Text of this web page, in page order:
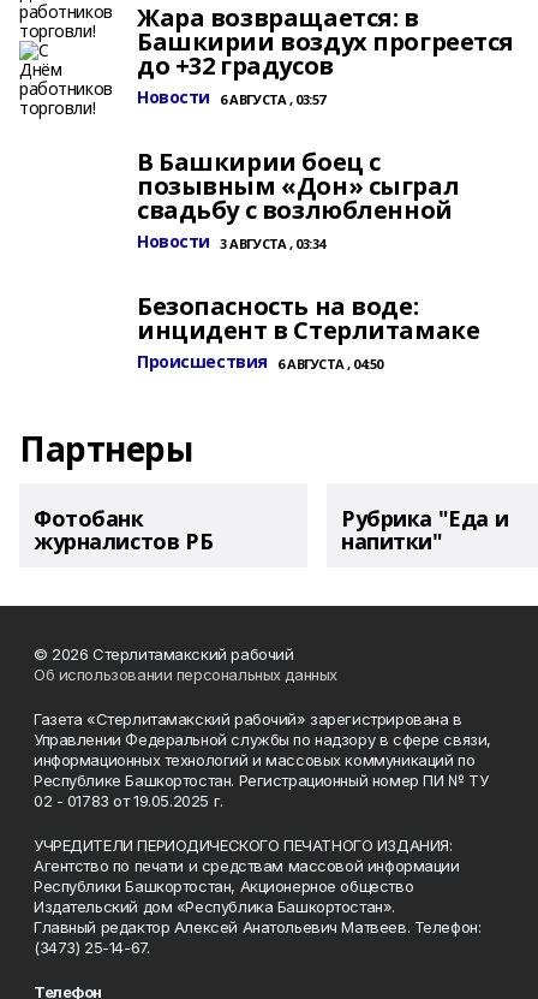
Жара возвращается: в
Башкирии воздух прогреется
до +32 градусов
Новости 6 АВГУСТА , 03:57
В Башкирии боец с
позывным «Дон» сыграл
свадьбу с возлюбленной
Новости 3 АВГУСТА , 03:34
Безопасность на воде:
инцидент в Стерлитамаке
Происшествия 6 АВГУСТА , 04:50
Партнеры
Фотобанк
журналистов РБ
Рубрика "Еда и
напитки"
© 2026 Стерлитамакский рабочий
Об использовании персональных данных
Газета «Стерлитамакский рабочий» зарегистрирована в
Управлении Федеральной службы по надзору в сфере связи,
информационных технологий и массовых коммуникаций по
Республике Башкортостан. Регистрационный номер ПИ № ТУ
02 - 01783 от 19.05.2025 г.
УЧРЕДИТЕЛИ ПЕРИОДИЧЕСКОГО ПЕЧАТНОГО ИЗДАНИЯ:
Агентство по печати и средствам массовой информации
Республики Башкортостан, Акционерное общество
Издательский дом «Республика Башкортостан».
Главный редактор Алексей Анатольевич Матвеев. Телефон:
(3473) 25-14-67.
Телефон